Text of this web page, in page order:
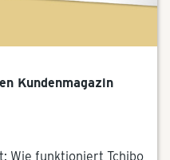
Kundenmagazin
Wie funktioniert Tchibo